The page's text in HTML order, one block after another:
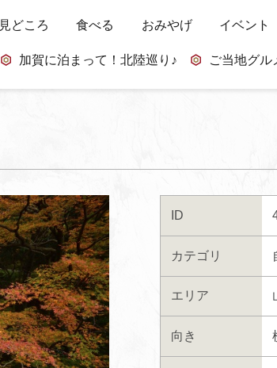
見どころ 食べる おみやげ イベント
加賀に泊まって！北陸巡り♪ ご当地グル
ID
カテゴリ
エリア
向き